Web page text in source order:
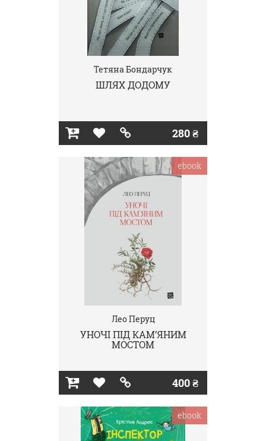
Тетяна Бондарчук
ШЛЯХ ДОДОМУ
280 ₴
Лео Перуц
УНОЧІ ПІД КАМ‘ЯНИМ
МОСТОМ
400 ₴
ebook
ebook